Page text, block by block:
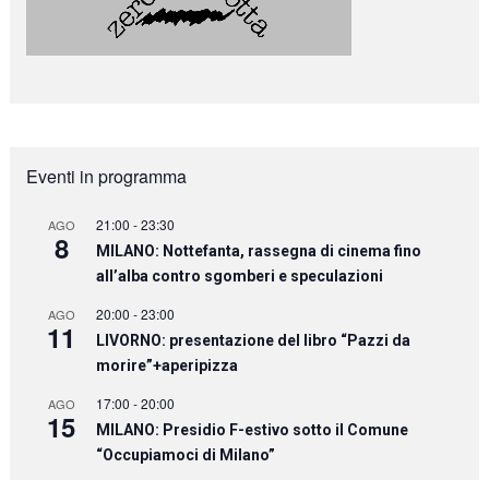
Eventi in programma
AGO
8
21:00 -23:30
MILANO: Nottefanta, rassegna di cinema fino
all’alba contro sgomberi e speculazioni
AGO
11
20:00 -23:00
LIVORNO: presentazione del libro “Pazzi da
morire”+aperipizza
AGO
15
17:00 -20:00
MILANO: Presidio F-estivo sotto il Comune
“Occupiamoci di Milano”